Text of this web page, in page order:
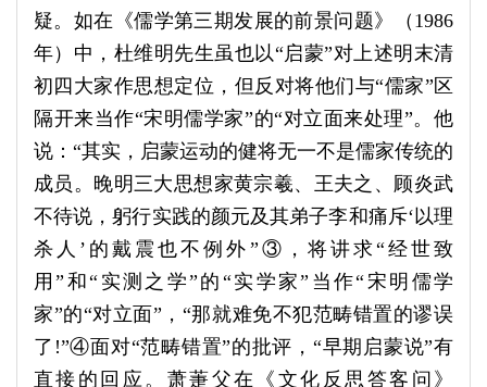
疑。如在《儒学第三期发展的前景问题》（1986
年）中，杜维明先生虽也以“启蒙”对上述明末清
初四大家作思想定位，但反对将他们与“儒家”区
隔开来当作“宋明儒学家”的“对立面来处理”。他
说：“其实，启蒙运动的健将无一不是儒家传统的
成员。晚明三大思想家黄宗羲、王夫之、顾炎武
不待说，躬行实践的颜元及其弟子李和痛斥‘以理
杀人’的戴震也不例外”③，将讲求“经世致
用”和“实测之学”的“实学家”当作“宋明儒学
家”的“对立面”，“那就难免不犯范畴错置的谬误
了!”④面对“范畴错置”的批评，“早期启蒙说”有
直接的回应。萧萐父在《文化反思答客问》